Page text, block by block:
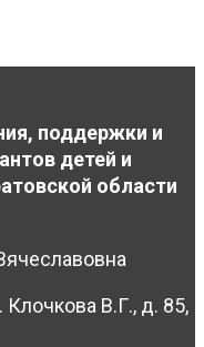
поддержки и
детей и
области
Клочкова В.Г., д. 85,